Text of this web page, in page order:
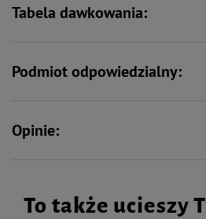
Zawiera jedno źródło białka
Tabela dawkowania:
Podmiot odpowiedzialny:
Opinie:
To także ucieszy